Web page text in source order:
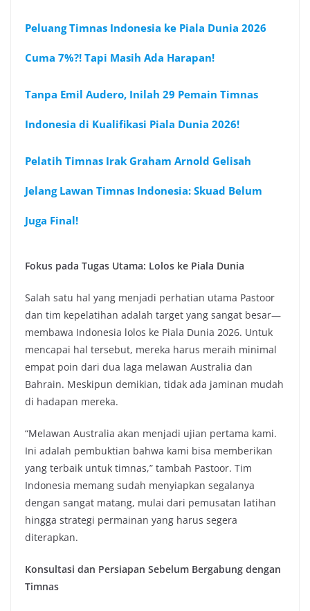
Peluang Timnas Indonesia ke Piala Dunia 2026
Cuma 7%?! Tapi Masih Ada Harapan!
Tanpa Emil Audero, Inilah 29 Pemain Timnas
Indonesia di Kualifikasi Piala Dunia 2026!
Pelatih Timnas Irak Graham Arnold Gelisah
Jelang Lawan Timnas Indonesia: Skuad Belum
Juga Final!
Fokus pada Tugas Utama: Lolos ke Piala Dunia
Salah satu hal yang menjadi perhatian utama Pastoor
dan tim kepelatihan adalah target yang sangat besar—
membawa Indonesia lolos ke Piala Dunia 2026. Untuk
mencapai hal tersebut, mereka harus meraih minimal
empat poin dari dua laga melawan Australia dan
Bahrain. Meskipun demikian, tidak ada jaminan mudah
di hadapan mereka.
“Melawan Australia akan menjadi ujian pertama kami.
Ini adalah pembuktian bahwa kami bisa memberikan
yang terbaik untuk timnas,” tambah Pastoor. Tim
Indonesia memang sudah menyiapkan segalanya
dengan sangat matang, mulai dari pemusatan latihan
hingga strategi permainan yang harus segera
diterapkan.
Konsultasi dan Persiapan Sebelum Bergabung dengan
Timnas